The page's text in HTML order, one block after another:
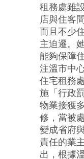
租務處雖
店與住客
而且不少
主迫遷。
能夠保障
注溫市中
住宅租務
施「行政
物業接獲
修，當被
變成省府
責任的業
出，根據